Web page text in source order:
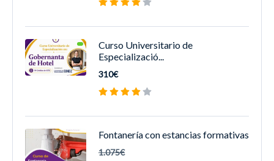
Curso Universitario de
Especializació...
310€
Fontanería con estancias formativas
1.075€